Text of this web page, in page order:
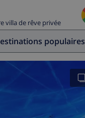
villa de rêve privée
Destinations populaires